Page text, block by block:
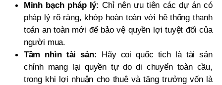
Minh bạch pháp lý: Chỉ nên ưu tiên các dự án có
pháp lý rõ ràng, khớp hoàn toàn với hệ thống thanh
toán an toàn mới để bảo vệ quyền lợi tuyệt đối của
người mua.
Tầm nhìn tài sản: Hãy coi quốc tịch là tài sản
chính mang lại quyền tự do di chuyển toàn cầu,
trong khi lợi nhuận cho thuê và tăng trưởng vốn là